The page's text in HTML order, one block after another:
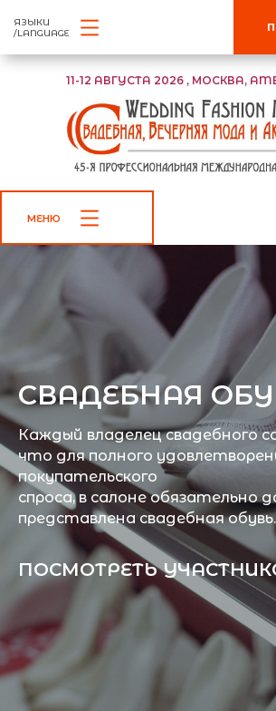
11-12 АВГУСТА 2026 , МОСКВА,
ЯЗЫКИ
/LANGUAGE
МЕНЮ
СВАДЕБНАЯ
Каждый владелец свадебного
что для полного
покупательского
спроса, в салоне обязательно
представлена свадебная обувь.
ПОСМОТРЕТЬ